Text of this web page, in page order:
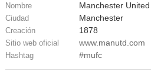
Nombre Manchester United
Ciudad Manchester
Creación 1878
Sitio web oficial www.manutd.com
Hashtag #mufc